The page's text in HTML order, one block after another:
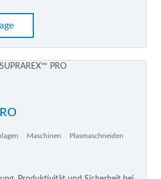
Maschinen
Plasmaschneiden